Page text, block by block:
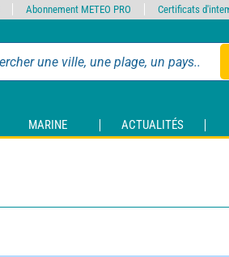
MARINE ACTUALITÉS
Abonnement METEO PRO Certificats